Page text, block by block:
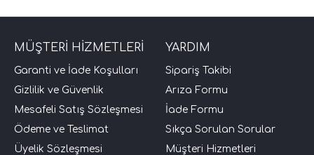
MÜŞTERİ HİZMETLERİ
Garanti ve İade Koşulları
Gizlilik ve Güvenlik
Mesafeli Satış Sözleşmesi
Ödeme ve Teslimat
Üyelik Sözleşmesi
YARDIM
Sipariş Takibi
Arıza Formu
İade Formu
Sıkça Sorulan Sorular
Müşteri Hizmetleri